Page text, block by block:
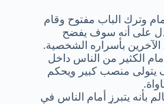
وترك الباب مفتوح وقام
يدل على أنه سوف يفضح
بأسراره الشخصية.
أمام الكثير من الناس داخل
يتولى منصب كبير ويحكم
بأنه يتبرز أمام الناس في